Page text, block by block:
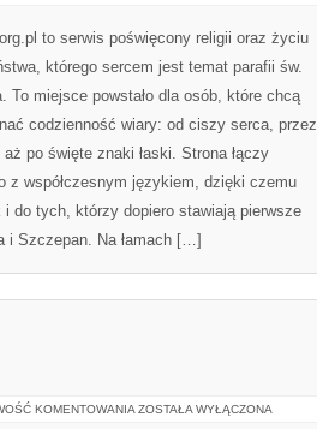
ŚWIAT
to serwis poświęcony religii oraz życiu
którego sercem jest temat parafii św.
To miejsce powstało dla osób, które chcą
codzienność wiary: od ciszy serca, przez
po święte znaki łaski. Strona łączy
z współczesnym językiem, dzięki czemu
do tych, którzy dopiero stawiają pierwsze
i Szczepan. Na łamach […]
KOMENTOWANIA SZKOŁA
ZOSTAŁA WYŁĄCZONA